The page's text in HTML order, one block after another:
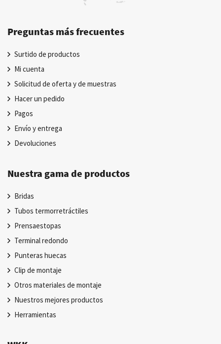
Preguntas más frecuentes
Surtido de productos
Mi cuenta
Solicitud de oferta y de muestras
Hacer un pedido
Pagos
Envío y entrega
Devoluciones
Nuestra gama de productos
Bridas
Tubos termorretráctiles
Prensaestopas
Terminal redondo
Punteras huecas
Clip de montaje
Otros materiales de montaje
Nuestros mejores productos
Herramientas